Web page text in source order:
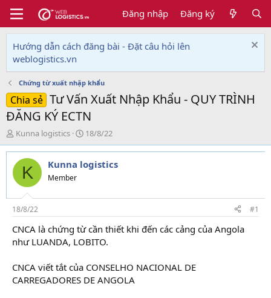
Đăng nhập Đăng ký
Hướng dẫn cách đăng bài - Đặt câu hỏi lên
weblogistics.vn
Chứng từ xuất nhập khẩu
Chia sẻ Tư Vấn Xuất Nhập Khẩu - QUY TRÌNH
ĐĂNG KÝ ECTN
T
h
r
e
d
s
t
a
r
t
r
Kunna logistics
N
g
à
y
i
18/8/22
K Kunna logistics
Member
18/8/22 #1
CNCA là chứng từ cần thiết khi đến các cảng của Angola
như LUANDA, LOBITO.
CNCA viết tắt của CONSELHO NACIONAL DE
CARREGADORES DE ANGOLA